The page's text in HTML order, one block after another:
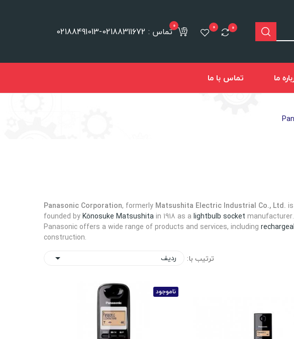
0
0 تماس : 02188311672-021884910130
ما تماس با ما
Panasonic Corporation, formerly Matsushita Electric Industrial Co., Ltd.
founded byKōnosuke Matsushitain 1918 as a lightbulb socket
Panasonic offers a wide range of products and services, including
construction.
ترتیب با: ردیف 
ناموجود